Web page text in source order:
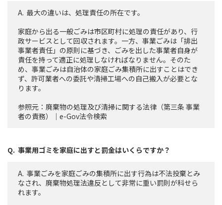
最大の違いは、処理責任の所在です。
家庭から出る一般ごみは市区町村に処理の責任があり、行
政サービスとして回収されます。一方、事業ごみは「排出
事業者責任」の原則に基づき、ごみを出した事業者自身が
責任を持って適正に処理しなければなりません。そのた
め、事業ごみは自治体の家庭ごみ集積所に出すことはでき
ず、許可業者への委託や清掃工場への自己搬入が必要とな
ります。
参照元： 廃棄物の処理及び清掃に関する法律（第三条 事業
者の責務）｜e-Gov法令検索
事業用ゴミを家庭に出すと罰金はいくらですか？
事業ごみを家庭ごみの集積所に出す行為は不法投棄とみ
なされ、廃棄物処理法違反として非常に重い罰則が科せら
れます。